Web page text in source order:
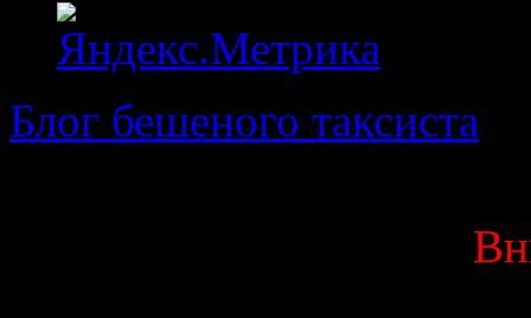
Блог бешеного таксиста